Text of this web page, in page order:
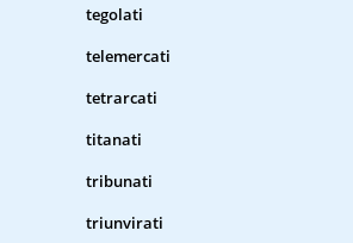
tegolati
telemercati
tetrarcati
titanati
tribunati
triunvirati